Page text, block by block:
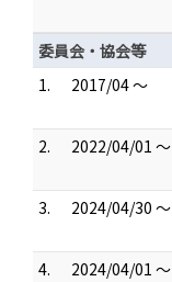
委員会・協会等
1.
2017/04 ～
2.
2022/04/01 ～
3.
2024/04/30 ～
4.
2024/04/01 ～